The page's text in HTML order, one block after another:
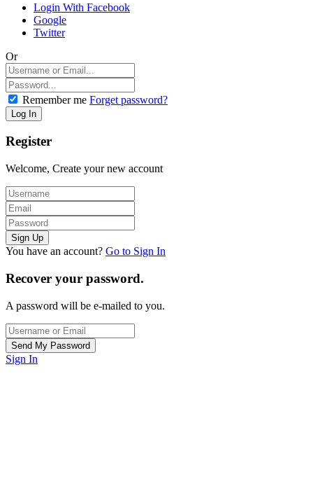
Login With Facebook
Google
Twitter
Or
Remember me Forget password?
Register
Welcome, Create your new account
You have an account? Go to Sign In
Recover your password.
A password will be e-mailed to you.
Sign In